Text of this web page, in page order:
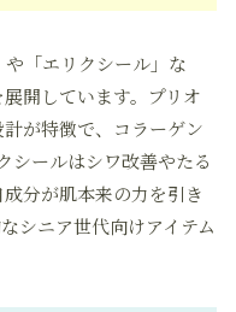
「エリクシール」な
開しています。プリオ
が特徴で、 コラーゲン
シールはシワ改善やたる
分が肌本来の力を引き
シニア世代向けアイテム